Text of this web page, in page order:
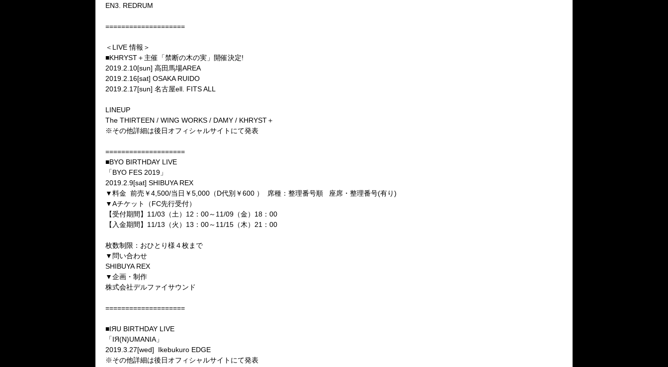
EN3. REDRUM
====================
＜LIVE 情報＞
■KHRYST＋主催「禁断の木の実」開催決定!
2019.2.10[sun] 高田馬場AREA
2019.2.16[sat] OSAKA RUIDO
2019.2.17[sun] 名古屋ell. FITS ALL
LINEUP
The THIRTEEN / WING WORKS / DAMY / KHRYST＋
※その他詳細は後日オフィシャルサイトにて発表
====================
■BYO BIRTHDAY LIVE
「BYO FES 2019」
2019.2.9[sat] SHIBUYA REX
▼料金 前売￥4,500/当日￥5,000（D代別￥600 ） 席種：整理番号順 座席・整理番号(有り)
▼Aチケット（FC先行受付）
【受付期間】11/03（土）12：00～11/09（金）18：00
【入金期間】11/13（火）13：00～11/15（木）21：00
枚数制限：おひとり様４枚まで
▼問い合わせ
SHIBUYA REX
▼企画・制作
株式会社デルファイサウンド
====================
■IЯU BIRTHDAY LIVE
「IЯ(N)UMANIA」
2019.3.27[wed] Ikebukuro EDGE
※その他詳細は後日オフィシャルサイトにて発表